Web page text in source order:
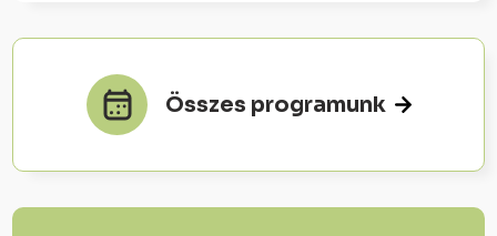
Összes programunk